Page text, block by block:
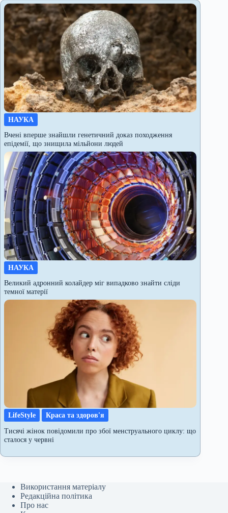
НАУКА
Вчені вперше знайшли генетичний доказ походження
епідемії, що знищила мільйони людей
НАУКА
Великий адронний колайдер міг випадково знайти сліди
темної матерії
LifeStyle
Краса та здоров'я
Тисячі жінок повідомили про збої менструального циклу: що
сталося у червні
Використання матеріалу
Редакційна політика
Про нас